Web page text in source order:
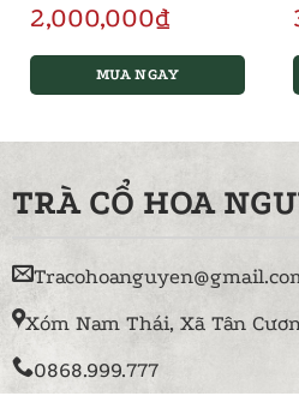
2,000,000₫
MUA NGAY
TRÀ CỔ HOA
Xóm Nam Thái, Xã Tân
0868.999.777